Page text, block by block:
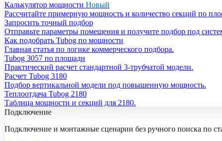
Калькулятор мощности Новый
Рассчитайте примерную мощность и количество секций по
Запросить точный подбор
Отправьте параметры помещения и получите подбор под
Как подобрать Tubog по мощности
Главная статья по логике коммерческого подбора.
Tubog 3057 по площади
Практический расчет стандартной 3-трубчатой модели.
Расчет Tubog 3180
Подбор вертикальной модели под повышенную мощность.
Теплоотдача Tubog 2180
Таблица мощности и секций для 2180.
Подключение
Подключение и монтажные сценарии без ручного поиска по